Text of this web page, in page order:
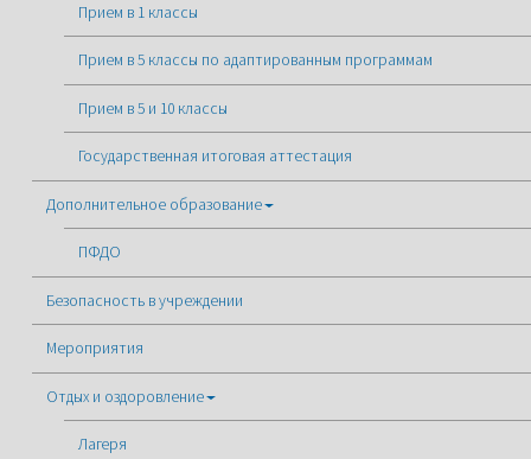
Прием в 1 классы
Прием в 5 классы по адаптированным программам
Прием в 5 и 10 классы
Государственная итоговая аттестация
Дополнительное образование
ПФДО
Безопасность в учреждении
Мероприятия
Отдых и оздоровление
Лагеря